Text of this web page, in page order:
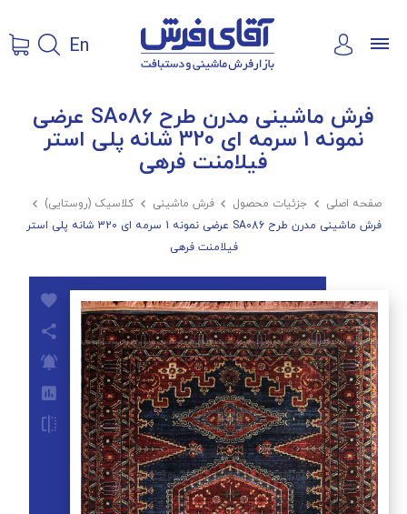
En
فرش ماشینی مدرن طرح SA086 عرضی
نمونه 1 سرمه ای 320 شانه پلی استر
فیلامنت فرهی
صفحه اصلی  جزئیات محصول  فرش ماشینی  کلاسیک (روستایی) 
فرش ماشینی مدرن طرح SA086 عرضی نمونه 1 سرمه ای 320 شانه پلی استر
فیلامنت فرهی